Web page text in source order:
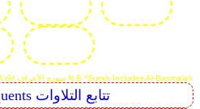
Reciting Murattalah Audio for 7. Surah Al-A'râf سورة الأعراف N.B *Surah Includes Al-Basmalah
Reciters Sequents تتابع التلاوات